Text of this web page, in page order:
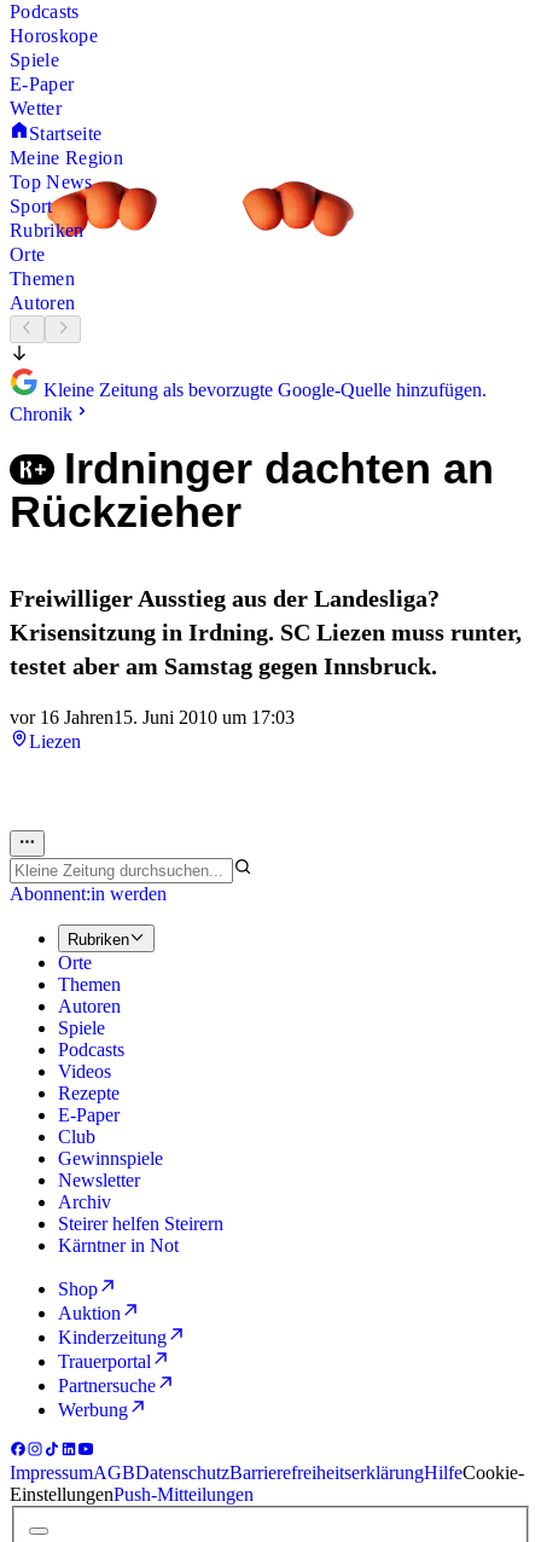
Podcasts
Horoskope
Spiele
E-Paper
Wetter
Startseite
Meine Region
Top News
Sport
Rubriken
Orte
Themen
Autoren
Kleine Zeitung als bevorzugte Google-Quelle hinzufügen.
Chronik
Irdninger dachten an
Rückzieher
Freiwilliger Ausstieg aus der Landesliga?
Krisensitzung in Irdning. SC Liezen muss runter,
testet aber am Samstag gegen Innsbruck.
vor 16 Jahren15. Juni 2010 um 17:03
Liezen
Abonnent:in werden
Rubriken
Orte
Themen
Autoren
Spiele
Podcasts
Videos
Rezepte
E-Paper
Club
Gewinnspiele
Newsletter
Archiv
Steirer helfen Steirern
Kärntner in Not
Shop
Auktion
Kinderzeitung
Trauerportal
Partnersuche
Werbung
ImpressumAGBDatenschutzBarrierefreiheitserklärungHilfeCookie-
EinstellungenPush-Mitteilungen